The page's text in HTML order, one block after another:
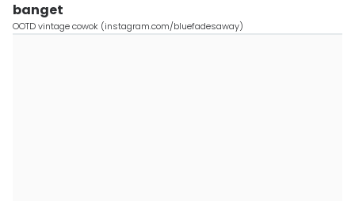
banget
OOTD vintage cowok (instagram.com/bluefadesaway)